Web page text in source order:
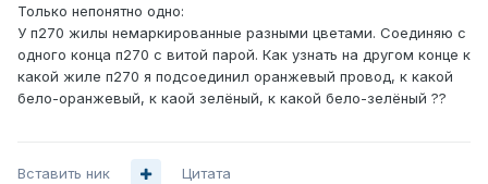
Только непонятно одно:
У п270 жилы немаркированные разными цветами. Соединяю с
одного конца п270 с витой парой. Как узнать на другом конце к
какой жиле п270 я подсоединил оранжевый провод, к какой
бело-оранжевый, к каой зелёный, к какой бело-зелёный ??
Вставить ник Цитата